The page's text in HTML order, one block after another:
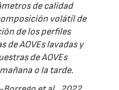
de calidad
volátil de
de los perfiles
de AOVEs lavadas y
de AOVEs
o la tarde.